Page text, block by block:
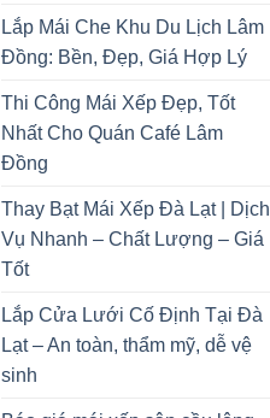
Lắp Mái Che Khu Du Lịch Lâm
Đồng: Bền, Đẹp, Giá Hợp Lý
Thi Công Mái Xếp Đẹp, Tốt
Nhất Cho Quán Café Lâm
Đồng
Thay Bạt Mái Xếp Đà Lạt | Dịch
Vụ Nhanh – Chất Lượng – Giá
Tốt
Lắp Cửa Lưới Cố Định Tại Đà
Lạt – An toàn, thẩm mỹ, dễ vệ
sinh